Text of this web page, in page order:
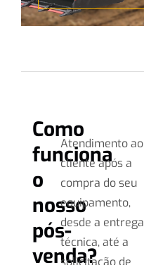
Como
funciona
o
nosso
pós-
venda?
Atendimento ao
cliente após a
compra do seu
equipamento,
desde a entrega
técnica, até a